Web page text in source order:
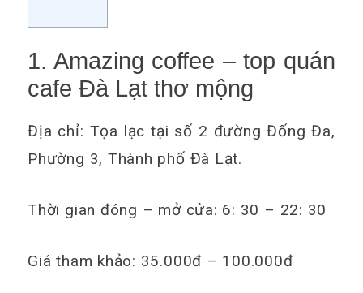
1. Amazing coffee – top quán
cafe Đà Lạt thơ mộng
Địa chỉ: Tọa lạc tại số 2 đường Đống Đa,
Phường 3, Thành phố Đà Lạt.
Thời gian đóng – mở cửa: 6: 30 – 22: 30
Giá tham khảo: 35.000đ – 100.000đ